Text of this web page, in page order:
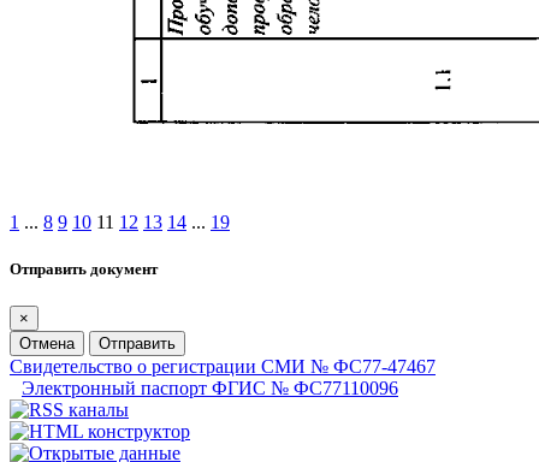
1 ... 8 9 10 11 12 13 14 ... 19
Отправить документ
×
Отмена
Отправить
Свидетельство о регистрации СМИ № ФС77-47467
Электронный паспорт ФГИС № ФС77110096